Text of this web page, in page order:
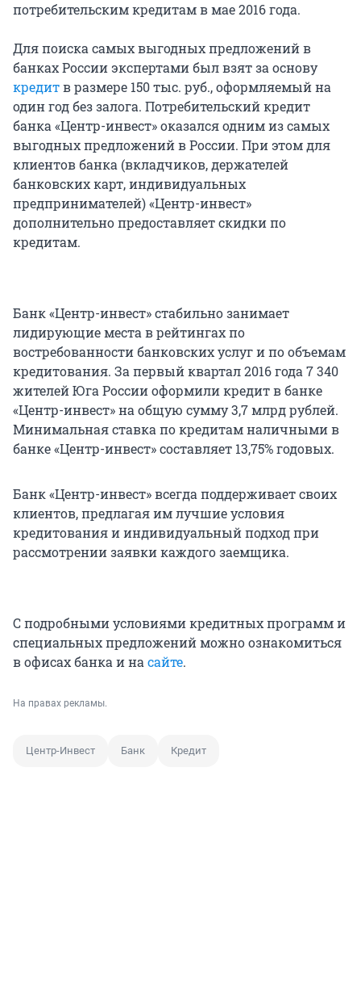
потребительским кредитам в мае 2016 года.
Для поиска самых выгодных предложений в
банках России экспертами был взят за основу
кредитв размере 150 тыс. руб., оформляемый на
один год без залога. Потребительский кредит
банка «Центр-инвест» оказался одним из самых
выгодных предложений в России. При этом для
клиентов банка (вкладчиков, держателей
банковских карт, индивидуальных
предпринимателей) «Центр-инвест»
дополнительно предоставляет скидки по
кредитам.
Банк «Центр-инвест» стабильно занимает
лидирующие места в рейтингах по
востребованности банковских услуг и по объемам
кредитования. За первый квартал 2016 года 7 340
жителей Юга России оформили кредит в банке
«Центр-инвест» на общую сумму 3,7 млрд рублей.
Минимальная ставка по кредитам наличными в
банке «Центр-инвест» составляет 13,75% годовых.
Банк «Центр-инвест» всегда поддерживает своих
клиентов, предлагая им лучшие условия
кредитования и индивидуальный подход при
рассмотрении заявки каждого заемщика.
С подробными условиями кредитных программ и
специальных предложений можно ознакомиться
в офисах банка и на сайте.
На правах рекламы.
Центр-Инвест Банк Кредит